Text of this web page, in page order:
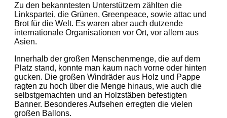
Zu den bekanntesten Unterstützern zählten die
Linkspartei, die Grünen, Greenpeace, sowie attac und
Brot für die Welt. Es waren aber auch dutzende
internationale Organisationen vor Ort, vor allem aus
Asien.
Innerhalb der großen Menschenmenge, die auf dem
Platz stand, konnte man kaum nach vorne oder hinten
gucken. Die großen Windräder aus Holz und Pappe
ragten zu hoch über die Menge hinaus, wie auch die
selbstgemachten und an Holzstäben befestigten
Banner. Besonderes Aufsehen erregten die vielen
großen Ballons.